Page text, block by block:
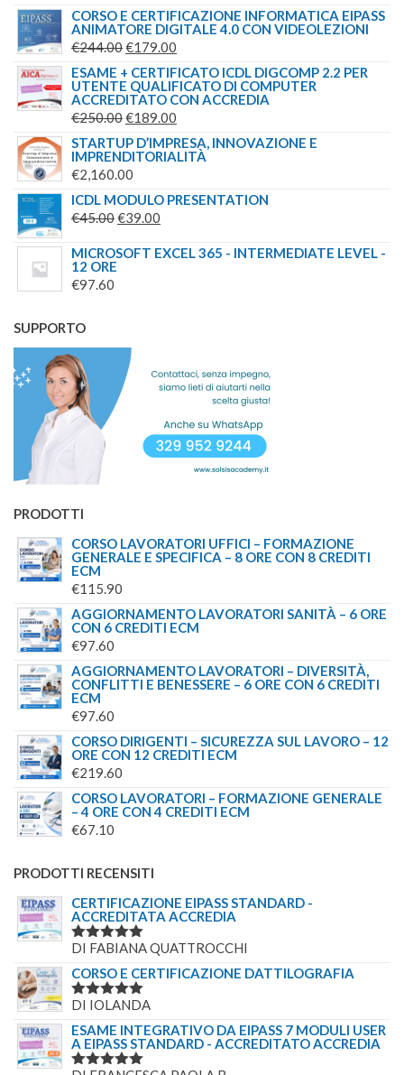
CORSO E CERTIFICAZIONE INFORMATICA EIPASS
ANIMATORE DIGITALE 4.0 CON VIDEOLEZIONI
€244.00IL
PREZZO
ORIGINALE
ERA:
€179.00
PREZZO
ATTUALE
ESAME + CERTIFICATO ICDL DIGCOMP 2.2 PER
UTENTE QUALIFICATO DI COMPUTER
ACCREDITATO CON ACCREDIA
€250.00IL
PREZZO
ORIGINALE
ERA:
€250.00.
€189.00
PREZZO
ATTUALE
€189.00.
STARTUP D’IMPRESA, INNOVAZIONE E
IMPRENDITORIALITÀ
€2,160.00
ICDL MODULO PRESENTATION
€45.00IL
ORIGINALE
€39.00
ATTUALE
MICROSOFT EXCEL 365 - INTERMEDIATE LEVEL -
12 ORE
€97.60
SUPPORTO
PRODOTTI
CORSO LAVORATORI UFFICI – FORMAZIONE
GENERALE E SPECIFICA – 8 ORE CON 8 CREDITI
ECM
€115.90
AGGIORNAMENTO LAVORATORI SANITÀ – 6 ORE
CON 6 CREDITI ECM
€97.60
AGGIORNAMENTO LAVORATORI – DIVERSITÀ,
CONFLITTI E BENESSERE – 6 ORE CON 6 CREDITI
ECM
€97.60
CORSO DIRIGENTI – SICUREZZA SUL LAVORO – 12
ORE CON 12 CREDITI ECM
€219.60
CORSO LAVORATORI – FORMAZIONE GENERALE
– 4 ORE CON 4 CREDITI ECM
€67.10
PRODOTTI RECENSITI
CERTIFICAZIONE EIPASS STANDARD -
ACCREDITATA ACCREDIA
VALUTATO
DI FABIANA QUATTROCCHI
CORSO E CERTIFICAZIONE DATTILOGRAFIA
VALUTATO
DI IOLANDA
ESAME INTEGRATIVO DA EIPASS 7 MODULI USER
A EIPASS STANDARD - ACCREDITATO ACCREDIA